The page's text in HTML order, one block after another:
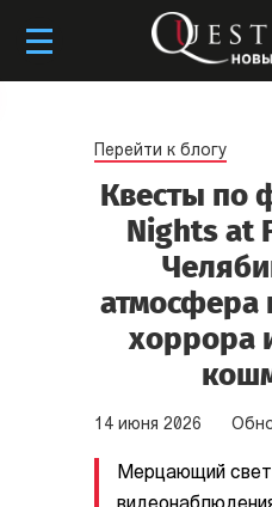
Перейти к блогу
Квесты по
Nights at
атмосфера
хоррора
14 июня 2026
Мерцающий